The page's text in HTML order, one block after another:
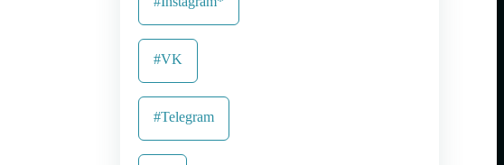
#VK
#Telegram